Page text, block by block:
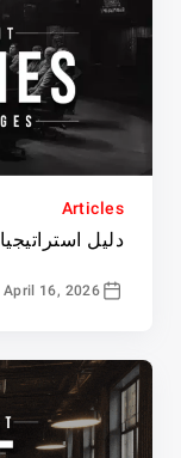
Articles
دليل
April 16, 2026